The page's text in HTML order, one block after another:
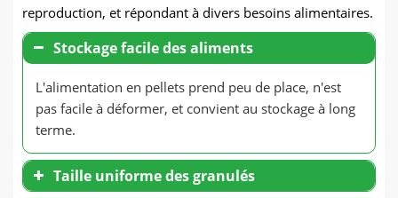
reproduction, et répondant à divers besoins alimentaires.
Stockage facile des aliments
L'alimentation en pellets prend peu de place, n'est
pas facile à déformer, et convient au stockage à long
terme.
Taille uniforme des granulés